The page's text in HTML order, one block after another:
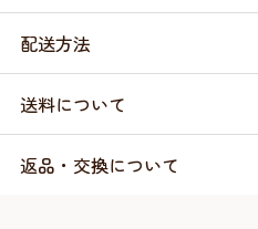
配送方法
送料について
返品・交換について